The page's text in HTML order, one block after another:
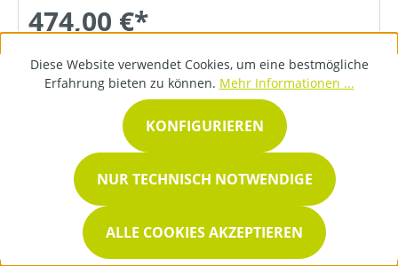
474,00 €*
DETAILS
Diese Website verwendet Cookies, um eine bestmögliche
Erfahrung bieten zu können. Mehr Informationen ...
NUR TECHNISCH NOTWENDIGE
KONFIGURIEREN
ALLE COOKIES AKZEPTIEREN